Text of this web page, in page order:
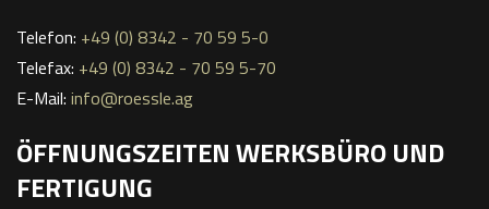
Telefon: +49 (0) 8342 - 70 59 5-0
Telefax: +49 (0) 8342 - 70 59 5-70
E-Mail: info@roessle.ag
ÖFFNUNGSZEITEN WERKSBÜRO UND
FERTIGUNG